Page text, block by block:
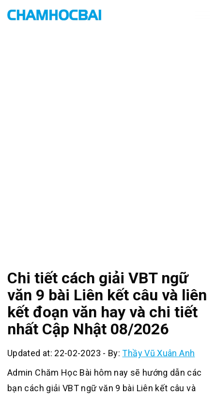
Chi tiết cách giải VBT ngữ
văn 9 bài Liên kết câu và liên
kết đoạn văn hay và chi tiết
nhất Cập Nhật 08/2026
Updated at: 22-02-2023 - By:Thầy Vũ Xuân Anh
Admin Chăm Học Bài hôm nay sẽ hướng dẫn các
bạn cách giải VBT ngữ văn 9 bài Liên kết câu và